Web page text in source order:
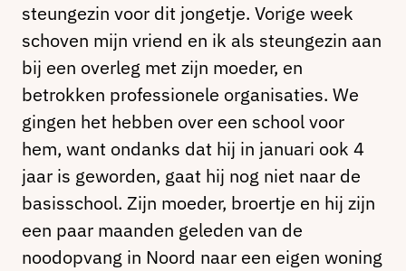
steungezin voor dit jongetje. Vorige week
schoven mijn vriend en ik als steungezin aan
bij een overleg met zijn moeder, en
betrokken professionele organisaties. We
gingen het hebben over een school voor
hem, want ondanks dat hij in januari ook 4
jaar is geworden, gaat hij nog niet naar de
basisschool. Zijn moeder, broertje en hij zijn
een paar maanden geleden van de
noodopvang in Noord naar een eigen woning